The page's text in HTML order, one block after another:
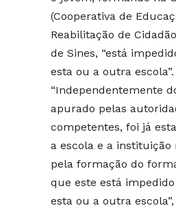
(Cooperativa de
Reabilitação de
de Sines, “está
esta ou a outra escola”.
“Independentemente
apurado pelas
competentes, foi já
a escola e a instituição
pela formação do
que este está
esta ou a outra